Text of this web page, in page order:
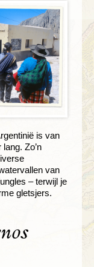
is van
Zo’n
van
– terwijl je
gletsjers.